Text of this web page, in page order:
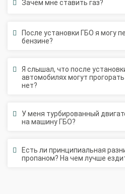
бензине?
автомобилях могут
нет?
на машину ГБО?
пропаном? На чем лучше